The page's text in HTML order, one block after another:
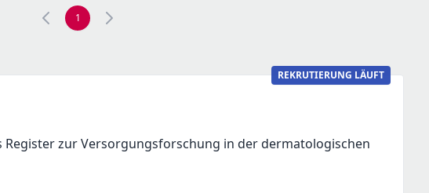
1
REKRUTIERUNG LÄUFT
Register zur Versorgungsforschung in der dermatologischen